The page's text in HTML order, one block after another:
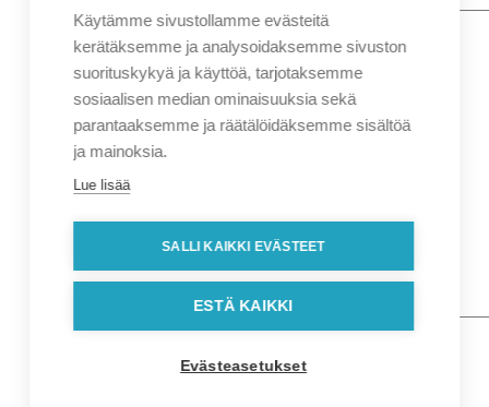
Nimi*
Etunimi
Sukunimi
Sähköposti*
Puhelin*
Osoitetiedot
Lähiosoite
Postinumero
Käytämme sivustollamme evästeitä
kerätäksemme ja analysoidaksemme sivuston
suorituskykyä ja käyttöä, tarjotaksemme
sosiaalisen median ominaisuuksia sekä
parantaaksemme ja räätälöidäksemme sisältöä
ja mainoksia.
Lue lisää
SALLI KAIKKI EVÄSTEET
ESTÄ KAIKKI
Evästeasetukset